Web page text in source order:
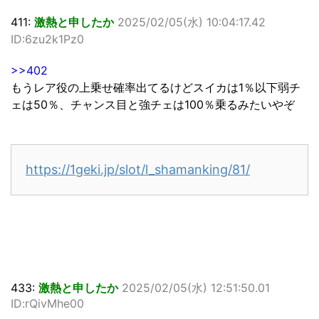
411: 激熱と申したか 2025/02/05(水) 10:04:17.42
ID:6zu2k1Pz0
>>402
もうレア役の上乗せ確率出てるけどスイカは1％以下弱チ
ェは50％、チャンス目と強チェは100％乗るみたいやぞ
https://1geki.jp/slot/l_shamanking/81/
433: 激熱と申したか 2025/02/05(水) 12:51:50.01
ID:rQivMhe00